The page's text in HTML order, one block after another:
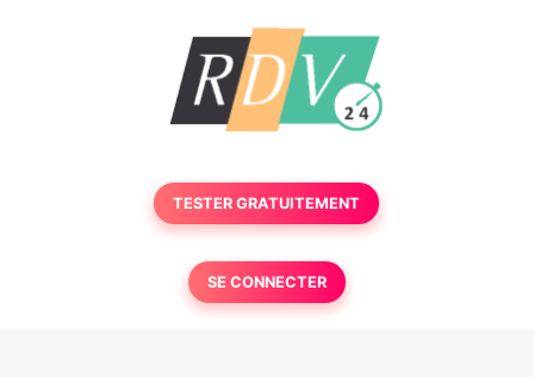
TESTER GRATUITEMENT
SE CONNECTER